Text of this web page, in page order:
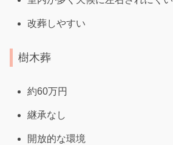
改葬しやすい
樹木葬
約60万円
継承なし
開放的な環境